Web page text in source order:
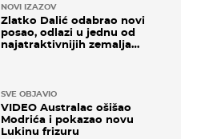
NOVI IZAZOV
Zlatko Dalić odabrao novi
posao, odlazi u jednu od
najatraktivnijih zemalja
SVE OBJAVIO
VIDEO Australac ošišao
Modrića i pokazao novu
Lukinu frizuru